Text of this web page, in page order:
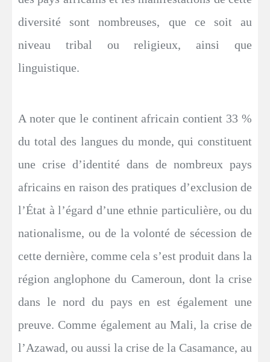
diversité sont nombreuses, que ce soit au
niveau tribal ou religieux, ainsi que
linguistique.
A noter que le continent africain contient 33 %
du total des langues du monde, qui constituent
une crise d’identité dans de nombreux pays
africains en raison des pratiques d’exclusion de
l’État à l’égard d’une ethnie particulière, ou du
nationalisme, ou de la volonté de sécession de
cette dernière, comme cela s’est produit dans la
région anglophone du Cameroun, dont la crise
dans le nord du pays en est également une
preuve. Comme également au Mali, la crise de
l’Azawad, ou aussi la crise de la Casamance, au